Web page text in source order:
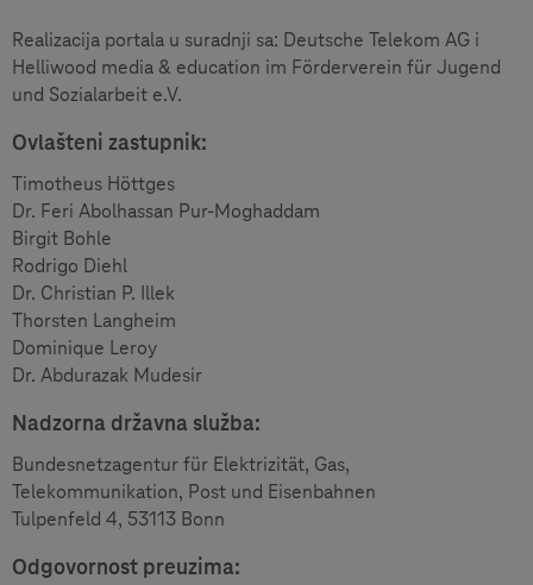
Realizacija portala u suradnji sa: Deutsche Telekom AG i
Helliwood media & education im Förderverein für Jugend
und Sozialarbeit e.V.
Ovlašteni zastupnik:
Timotheus Höttges
Dr. Feri Abolhassan Pur-Moghaddam
Birgit Bohle
Rodrigo Diehl
Dr. Christian P. Illek
Thorsten Langheim
Dominique Leroy
Dr. Abdurazak Mudesir
Nadzorna državna služba:
Bundesnetzagentur für Elektrizität, Gas,
Telekommunikation, Post und Eisenbahnen
Tulpenfeld 4, 53113 Bonn
Odgovornost preuzima: